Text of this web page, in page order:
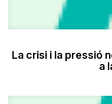
La crisi i la pressió
a